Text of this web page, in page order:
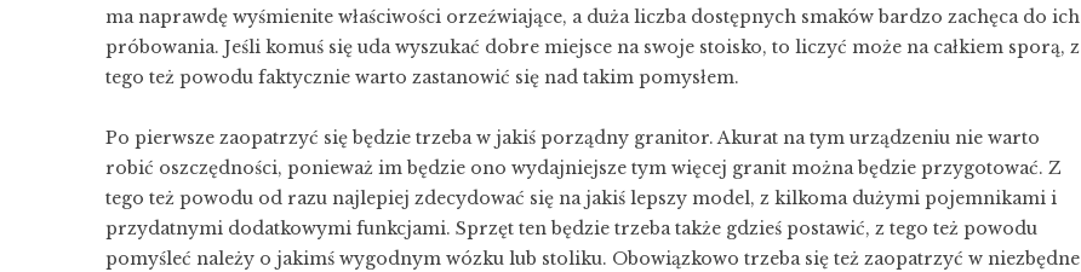
ma naprawdę wyśmienite właściwości orzeźwiające, a duża liczba dostępnych smaków bardzo zachęca do ich
próbowania. Jeśli komuś się uda wyszukać dobre miejsce na swoje stoisko, to liczyć może na całkiem sporą, z
tego też powodu faktycznie warto zastanowić się nad takim pomysłem.
Po pierwsze zaopatrzyć się będzie trzeba w jakiś porządny granitor. Akurat na tym urządzeniu nie warto
robić oszczędności, ponieważ im będzie ono wydajniejsze tym więcej granit można będzie przygotować. Z
tego też powodu od razu najlepiej zdecydować się na jakiś lepszy model, z kilkoma dużymi pojemnikami i
przydatnymi dodatkowymi funkcjami. Sprzęt ten będzie trzeba także gdzieś postawić, z tego też powodu
pomyśleć należy o jakimś wygodnym wózku lub stoliku. Obowiązkowo trzeba się też zaopatrzyć w niezbędne